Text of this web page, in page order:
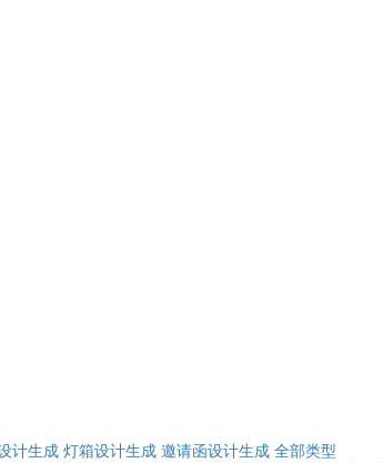
计生成 灯箱设计生成 邀请函设计生成 全部类型